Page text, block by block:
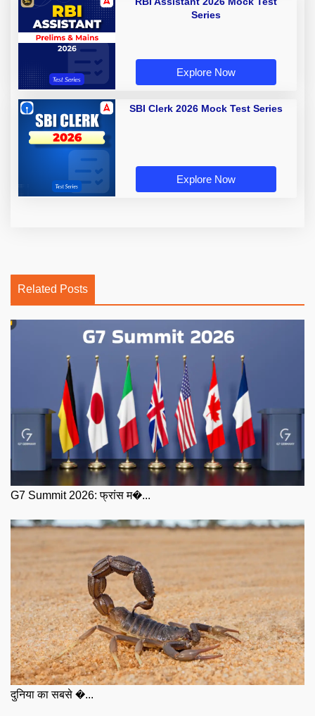
Series
Explore Now
SBI Clerk 2026 Mock Test Series
Explore Now
Related Posts
G7 Summit 2026: फ्रांस म�...
दुनिया का सबसे �...